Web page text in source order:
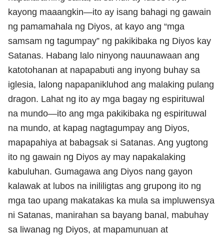
kayong maaangkin—ito ay isang bahagi ng gawain
ng pamamahala ng Diyos, at kayo ang “mga
samsam ng tagumpay” ng pakikibaka ng Diyos kay
Satanas. Habang lalo ninyong nauunawaan ang
katotohanan at napapabuti ang inyong buhay sa
iglesia, lalong napapanikluhod ang malaking pulang
dragon. Lahat ng ito ay mga bagay ng espirituwal
na mundo—ito ang mga pakikibaka ng espirituwal
na mundo, at kapag nagtagumpay ang Diyos,
mapapahiya at babagsak si Satanas. Ang yugtong
ito ng gawain ng Diyos ay may napakalaking
kabuluhan. Gumagawa ang Diyos nang gayon
kalawak at lubos na inililigtas ang grupong ito ng
mga tao upang makatakas ka mula sa impluwensya
ni Satanas, manirahan sa bayang banal, mabuhay
sa liwanag ng Diyos, at mapamunuan at